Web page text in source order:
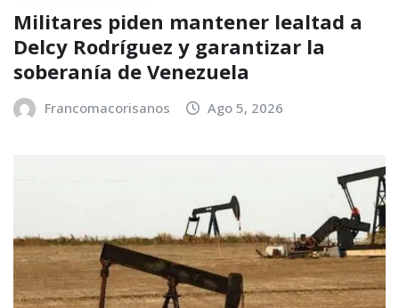
Militares piden mantener lealtad a
Delcy Rodríguez y garantizar la
soberanía de Venezuela
Francomacorisanos Ago 5, 2026